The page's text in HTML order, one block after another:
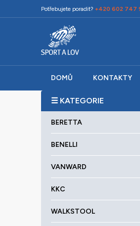
na
Potřebujete poradit? +420 602 747
DOMŮ KONTAKTY
P
o
kategorie
BERETTA
BENELLI
VANWARD
KKC
WALKSTOOL